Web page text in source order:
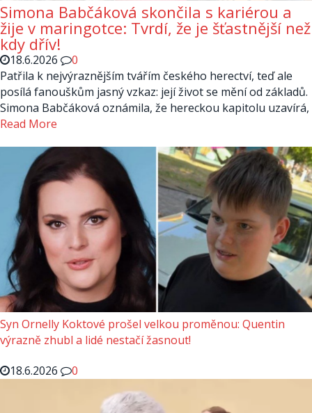
Simona Babčáková skončila s kariérou a
žije v maringotce: Tvrdí, že je šťastnější než
kdy dřív!
18.6.2026
0
Patřila k nejvýraznějším tvářím českého herectví, teď ale
posílá fanouškům jasný vzkaz: její život se mění od základů.
Simona Babčáková oznámila, že hereckou kapitolu uzavírá,
Read More
Syn Ornelly Koktové prošel velkou proměnou: Quentin
výrazně zhubl a lidé nestačí žasnout!
18.6.2026
0